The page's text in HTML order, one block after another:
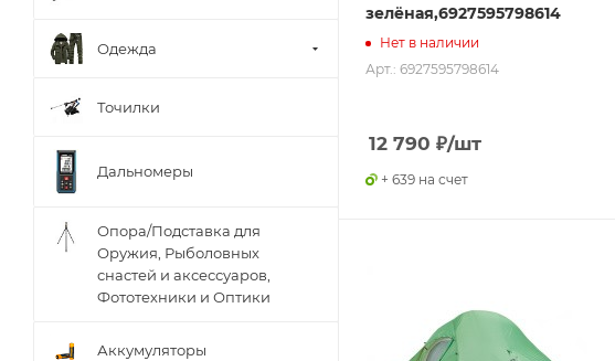
зелёная,6927595798614
Нет в наличии
Арт.: 6927595798614
12 790 ₽/шт
+ 639 на счет
Одежда
Точилки
Дальномеры
Опора/Подставка для
Оружия, Рыболовных
снастей и аксессуаров,
Фототехники и Оптики
Аккумуляторы